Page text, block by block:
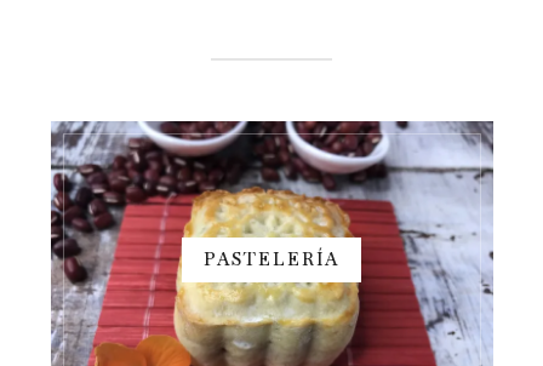
PASTELERÍA